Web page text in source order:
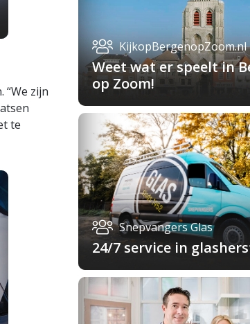
“We zijn
te
KijkopBergenopZoom.nl
Weet wat er speelt in
op Zoom!
Snepvangers Glas
24/7 service in